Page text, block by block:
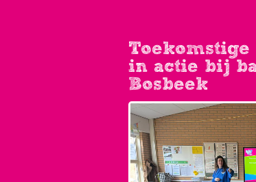
Toekomstige
in actie bij
Bosbeek